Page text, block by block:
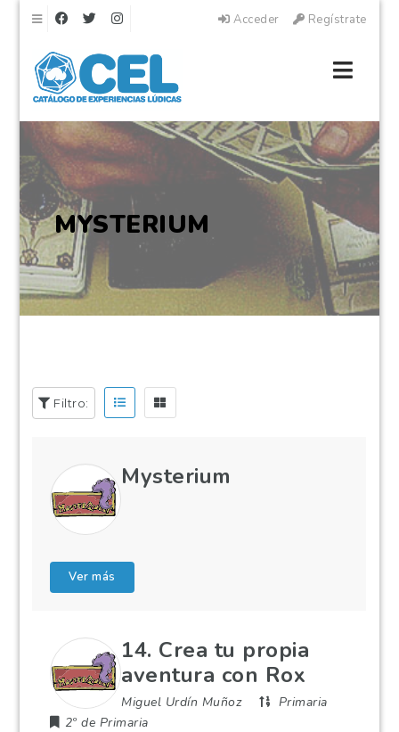
Navegación Acceder Regístrate
MYSTERIUM
Filtro:
Mysterium
Ver más
14. Crea tu propia
aventura con Rox
Miguel Urdín Muñoz
Primaria
2º de Primaria